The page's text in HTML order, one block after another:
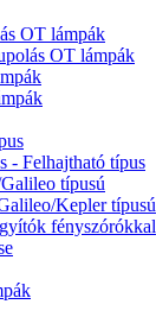
OT lámpák
OT lámpák
- Felhajtható típus
típusú
Kepler típusú
fényszórókkal